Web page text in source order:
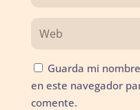
Guarda mi
en este navegador
comente.